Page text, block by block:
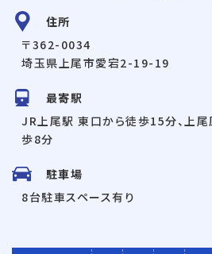
住所
〒362-0034
埼玉県上尾市愛宕2-19-19
最寄駅
JR上尾駅 東口から徒歩15分、上尾
歩8分
駐車場
8台駐車スペース有り